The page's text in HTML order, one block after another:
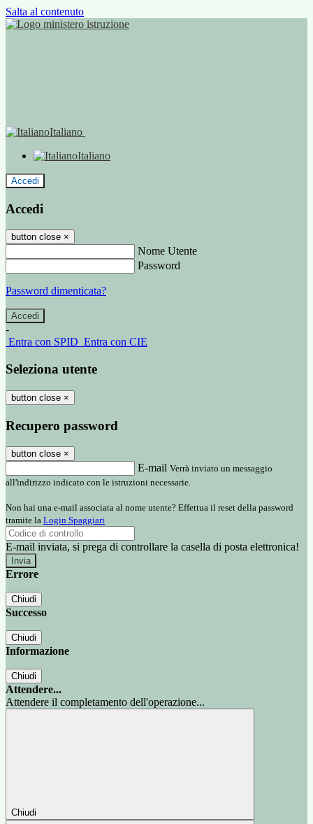
Salta al contenuto
Italiano
Italiano
Accedi
Accedi
button close ×
Nome Utente
Password
Password dimenticata?
-
Entra con SPID Entra con CIE
Seleziona utente
button close ×
Recupero password
button close ×
E-mail Verrà inviato un messaggio
all'indirizzo indicato con le istruzioni necessarie.
Non hai una e-mail associata al nome utente? Effettua il reset della password
tramite la Login Spaggiari
E-mail inviata, si prega di controllare la casella di posta elettronica!
Errore
Chiudi
Successo
Chiudi
Informazione
Chiudi
Attendere...
Attendere il completamento dell'operazione...
Chiudi